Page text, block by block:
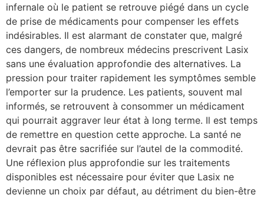
infernale où le patient se retrouve piégé dans un cycle
de prise de médicaments pour compenser les effets
indésirables. Il est alarmant de constater que, malgré
ces dangers, de nombreux médecins prescrivent Lasix
sans une évaluation approfondie des alternatives. La
pression pour traiter rapidement les symptômes semble
l’emporter sur la prudence. Les patients, souvent mal
informés, se retrouvent à consommer un médicament
qui pourrait aggraver leur état à long terme. Il est temps
de remettre en question cette approche. La santé ne
devrait pas être sacrifiée sur l’autel de la commodité.
Une réflexion plus approfondie sur les traitements
disponibles est nécessaire pour éviter que Lasix ne
devienne un choix par défaut, au détriment du bien-être